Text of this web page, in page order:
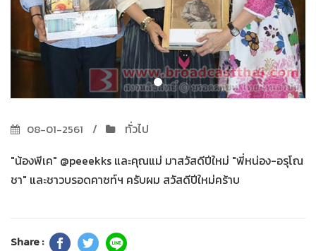
08-01-2561
ทั่วไป
"น้องพีเค" @peeekks และคุณแม่ มาสวัสดีปีใหม่ "พี่หน่อง-อรุโณ
ชา" และชาวบรอดคาซท์ฯ ครับผม สวัสดีปีใหม่คร้าบ
Share :